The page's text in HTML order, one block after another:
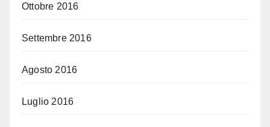
Ottobre 2016
Settembre 2016
Agosto 2016
Luglio 2016